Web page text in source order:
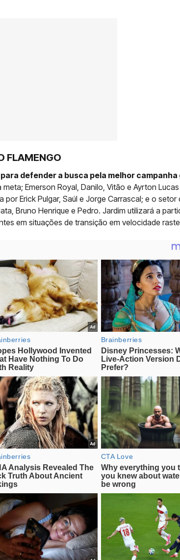
FLAMENGO
para defender a busca pela melhor campanha
meta; Emerson Royal, Danilo, Vitão e Ayrton
Erick Pulgar, Saúl e Jorge Carrascal; e o setor
Bruno Henrique e Pedro. Jardim utilizará a
em situações de transição em velocidade